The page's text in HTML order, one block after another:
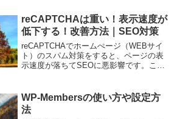
場合は送信をできないようにすることが
最善策です。お問合せフォ...
reCAPTCHAは重い！表示速度が
低下する！改善方法｜SEO対策
reCAPTCHAでホームぺージ（WEBサイ
ト）のスパム対策をすると、ページの表
示速度が落ちてSEOに悪影響です。ここ
す。 Contact Form7（お問い合...
WP-Membersの使い方や設定方
法